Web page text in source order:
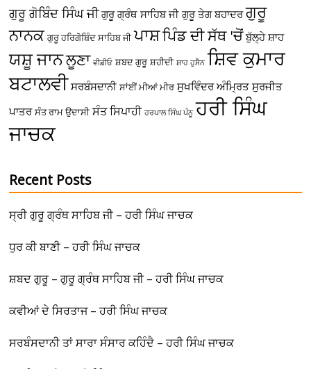
ਗੁਰੂ ਗੋਬਿੰਦ ਸਿੰਘ ਜੀ ਗੁਰੂ ਗ੍ਰੰਥ ਸਾਹਿਬ ਜੀ ਗੁਰੂ ਤੇਗ ਬਹਾਦਰ ਗੁਰੂ
ਨਾਨਕ ਗੁਰੂ ਹਰਿਗੋਬਿੰਦ ਸਾਹਿਬ ਜੀ ਪਾਸ਼ਪਿੰਡ ਦੀ ਸੱਥ 'ਚੋਂ ਬੁੱਲ੍ਹੇ ਸ਼ਾਹ
ਯਸ਼ੂ ਜਾਨਲੂਣਾ ਵੀਡੀਓ ਸ਼ਬਦ ਗੁਰੂ ਸ਼ਹੀਦੀ ਸ਼ਾਹ ਹੁਸੈਨ ਸ਼ਿਵ ਕੁਮਾਰ
ਬਟਾਲਵੀ ਸਰਬੰਸਦਾਨੀ ਸਾਂਈਂ ਮੀਆਂ ਮੀਰ ਸੁਖਵਿੰਦਰ ਅੰਮ੍ਰਿਤ ਸੁਰਜੀਤ
ਪਾਤਰ ਸੰਤ ਰਾਮ ਉਦਾਸੀ ਸੰਤ ਸਿਪਾਹੀ ਹਰਪਾਲ ਸਿੰਘ ਪੰਨੂ ਹਰੀ ਸਿੰਘ
ਜਾਚਕ
Recent Posts
ਸ੍ਰੀ ਗੁਰੂ ਗ੍ਰੰਥ ਸਾਹਿਬ ਜੀ – ਹਰੀ ਸਿੰਘ ਜਾਚਕ
ਧੁਰ ਕੀ ਬਾਣੀ – ਹਰੀ ਸਿੰਘ ਜਾਚਕ
ਸ਼ਬਦ ਗੁਰੂ – ਗੁਰੂ ਗ੍ਰੰਥ ਸਾਹਿਬ ਜੀ – ਹਰੀ ਸਿੰਘ ਜਾਚਕ
ਕਵੀਆਂ ਦੇ ਸਿਰਤਾਜ – ਹਰੀ ਸਿੰਘ ਜਾਚਕ
ਸਰਬੰਸਦਾਨੀ ਤਾਂ ਸਾਰਾ ਸੰਸਾਰ ਕਹਿੰਦੈ – ਹਰੀ ਸਿੰਘ ਜਾਚਕ